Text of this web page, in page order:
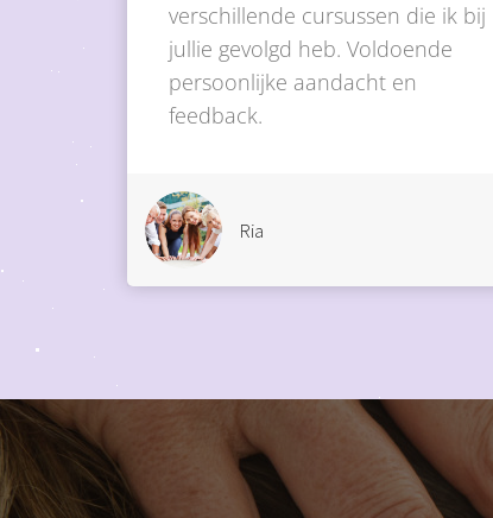
verschillende cursussen die ik bij
jullie gevolgd heb. Voldoende
persoonlijke aandacht en
feedback.
Ria